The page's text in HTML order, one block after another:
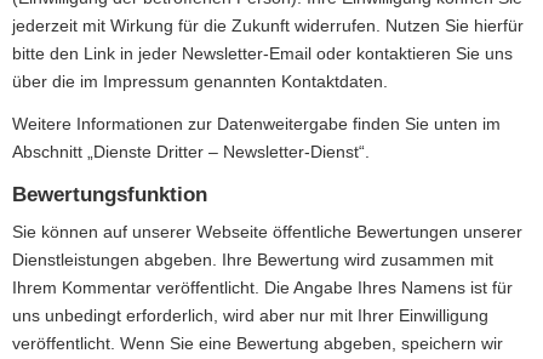
jederzeit mit Wirkung für die Zukunft widerrufen. Nutzen Sie hierfür
bitte den Link in jeder Newsletter-Email oder kontaktieren Sie uns
über die im Impressum genannten Kontaktdaten.
Weitere Informationen zur Datenweitergabe finden Sie unten im
Abschnitt „Dienste Dritter – Newsletter-Dienst“.
Bewertungsfunktion
Sie können auf unserer Webseite öffentliche Bewertungen unserer
Dienstleistungen abgeben. Ihre Bewertung wird zusammen mit
Ihrem Kommentar veröffentlicht. Die Angabe Ihres Namens ist für
uns unbedingt erforderlich, wird aber nur mit Ihrer Einwilligung
veröffentlicht. Wenn Sie eine Bewertung abgeben, speichern wir